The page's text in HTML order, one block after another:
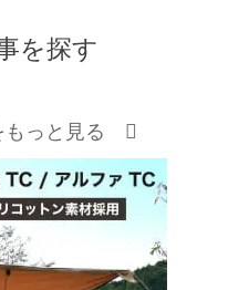
を探す
もっと見る